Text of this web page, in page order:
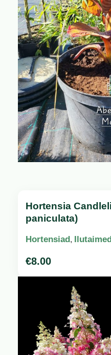
Hortensia
paniculata)
Hortensiad,
€8.00